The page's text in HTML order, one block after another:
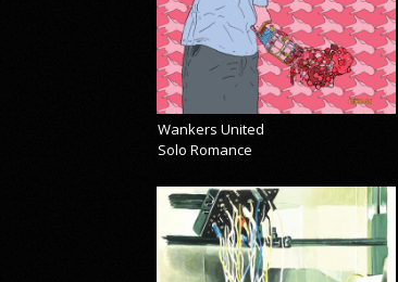
Wankers United
Solo Romance